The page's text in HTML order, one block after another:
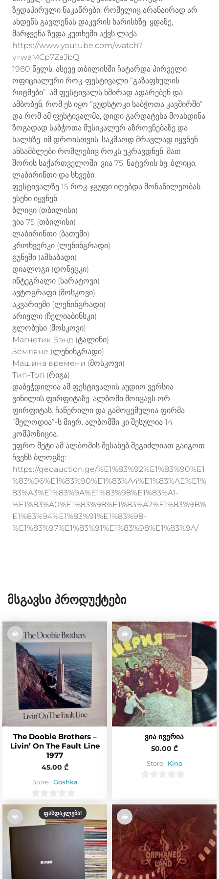
r
ზედაპირული ნაკაწრები, რომელიც არანაირად არ
ახდენს გავლენას დაკვრის ხარისხზე. ყდაზე,
მარჯვენა ზედა კუთხეში აქვს ლაქა.
https://www.youtube.com/watch?
v=waMCp7ZaJbQ
1980 წელს, ასევე თბილისში ჩატარდა პირველი
ოფიციალური როკ-ფესტივალი ”გაზაფხულის
რიტმები”. ამ ფესტივალს ხშირად ადარებენ და
ამბობენ, რომ ეს იყო ”ვუდსტოკი საბჭოთა კავშირში”
და რომ ამ ფესტივალმა, დიდი გარდატეხა მოახდინა
ზოგადად საბჭოთა მუსიკალურ აზროვნებაზე და
ხალხზე. იმ დროისთვის, საკმაოდ მრავლად იყვნენ
ანსამბლები რომლებიც როკს უკრავდნენ. მათ
შორის საქართველოში. ვია 75, ნატვრის ხე, ბლიცი,
ლაბირინთი და სხვები.
ფესტივალზე 15 როკ-ჯგუფი იღებდა მონაწილეობას.
ესენი იყვნენ:
ბლიცი (თბილისი)
ვია 75 (თბილისი)
ლაბირინთი (ბათუმი)
კრონვერკი (ლენინგრადი)
გუნეში (აშხაბადი)
დიალოგი (დონეცკი)
ინტეგრალი (სარატოვი)
ავტოგრაფი (მოსკოვი)
აკვარიუმი (ლენინგრადი)
არიელი (ჩელიაბინსკი)
გლობუსი (მოსკოვი)
Магнетик Бэнд (ტალინი)
Земляне (ლენინგრადი)
Машина времени (მოსკოვი)
Тип-Топ (რიგა)
დაბეჭდილია ამ ფესტივალის აუდიო ვერსია
ვინილის ფირფიტაზე. ალბომი მოიცავს ორ
ფირფიტას. ჩაწერილი და გამოცემულია ფირმა
”მელოდია”-ს მიერ. ალბომში კი შესულია 14
კომპოზიცია.
უფრო მეტი ამ ალბომის შესახებ შეგიძლიათ გაიგოთ
ჩვენს ბლოგზე:
https://geoauction.ge/%E1%83%92%E1%83%90%E1
%83%96%E1%83%90%E1%83%A4%E1%83%AE%E1%
83%A3%E1%83%9A%E1%83%98%E1%83%A1-
%E1%83%A0%E1%83%98%E1%83%A2%E1%83%9B%
E1%83%94%E1%83%91%E1%83%98-
%E1%83%97%E1%83%91%E1%83%98%E1%83%9A/
Მსგავსი Პროდუქტები
The Doobie Brothers –
Livin’ On The Fault Line
1977
45.00 ₾
Store: Goshka
0
ვია ივერია
50.00 ₾
Store: Kino
u
t
o
f
5
ᲤᲐᲡᲓᲐᲙᲚᲔᲑᲐ!